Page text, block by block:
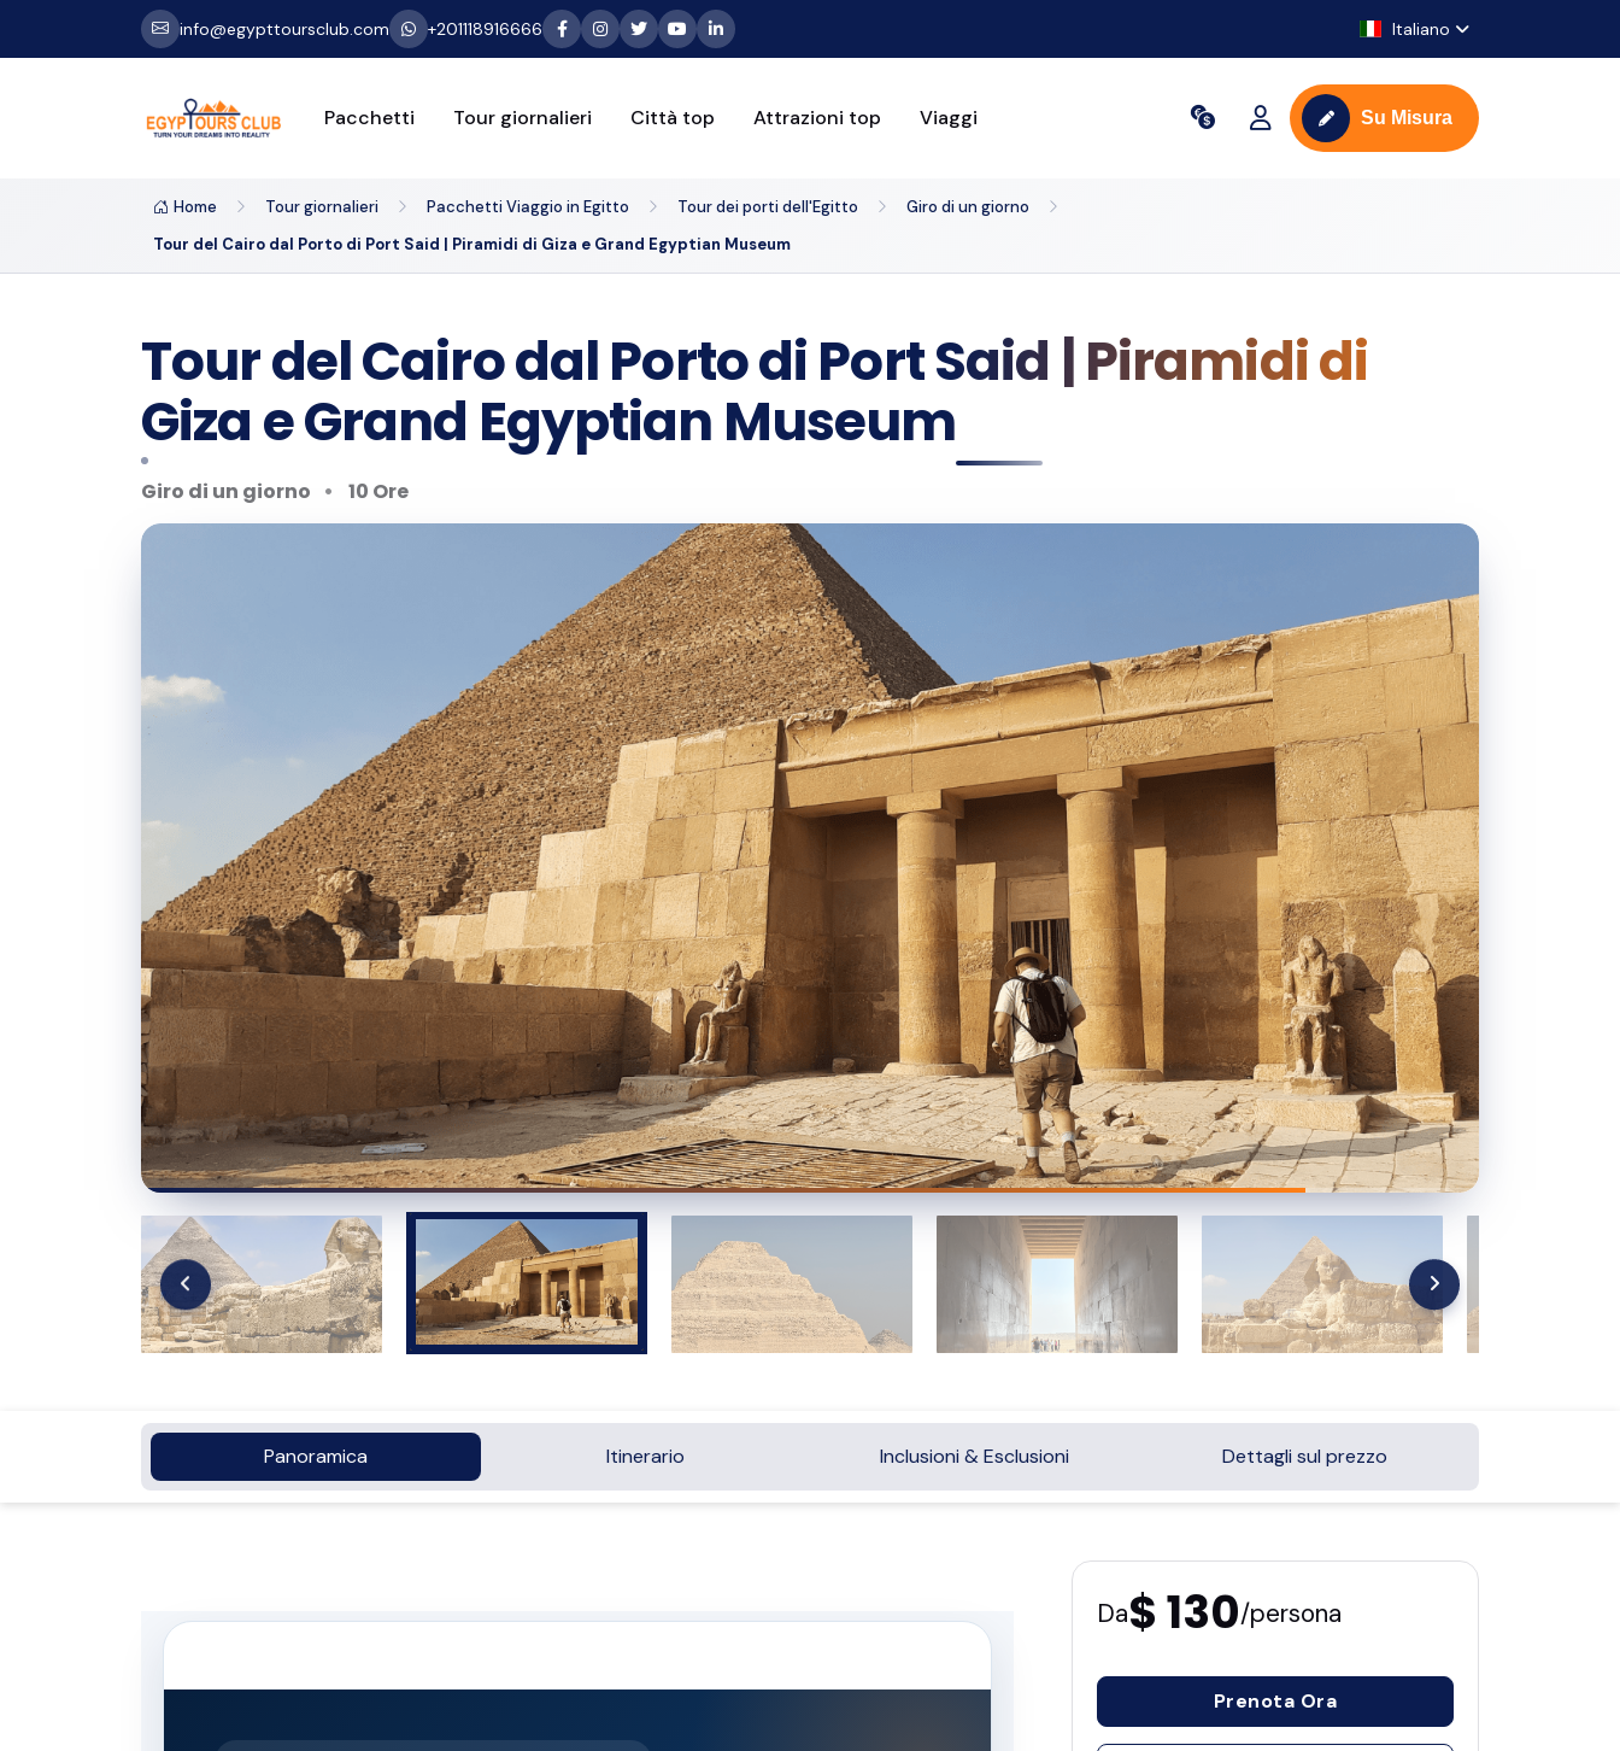
info@egypttoursclub.com +201118916666 Italiano
Pacchetti Tour giornalieri Città top Attrazioni top Viaggi Su Misura
Home Tour giornalieri Pacchetti Viaggio in Egitto Tour dei porti dell'Egitto
Giro di un giorno
Tour del Cairo dal Porto di Port Said | Piramidi di Giza e Grand Egyptian Museum
Tour del Cairo dal Porto di Port Said | Piramidi di
Giza e Grand Egyptian Museum
Giro di un giorno 10 Ore
Panoramica Itinerario Inclusioni & Esclusioni Dettagli sul prezzo
Da$ 130/persona
Prenota Ora